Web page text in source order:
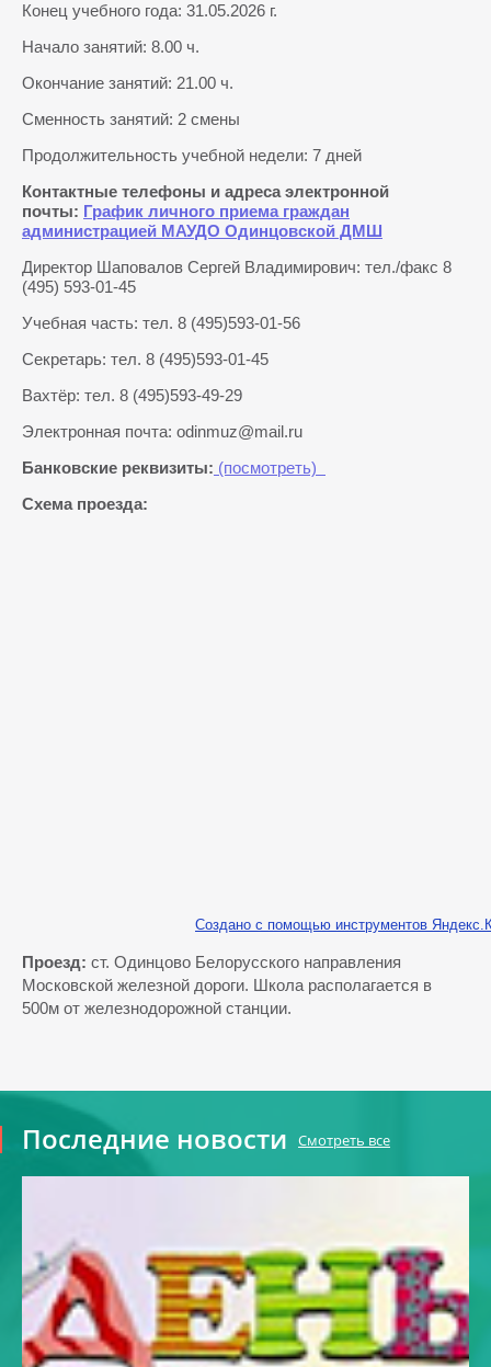
Конец учебного года: 31.05.2026 г.
Начало занятий: 8.00 ч.
Окончание занятий: 21.00 ч.
Сменность занятий: 2 смены
Продолжительность учебной недели: 7 дней
Контактные телефоны и адреса электронной
почты: График личного приема граждан
администрацией МАУДО Одинцовской ДМШ
Директор Шаповалов Сергей Владимирович: тел./факс 8
(495) 593-01-45
Учебная часть: тел. 8 (495)593-01-56
Секретарь: тел. 8 (495)593-01-45
Вахтёр: тел. 8 (495)593-49-29
Электронная почта: odinmuz@mail.ru
Банковские реквизиты: (посмотреть)
Схема проезда:
Создано с помощью инструментов
Проезд: ст. Одинцово Белорусского направления
Московской железной дороги. Школа располагается в
500м от железнодорожной станции.
Последние новости Смотреть все